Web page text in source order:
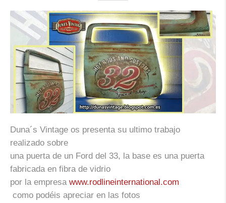
Duna´s Vintage os presenta su ultimo trabajo
realizado sobre
una puerta de un Ford del 33, la base es una puerta
fabricada en fibra de vidrio
por la empresa www.rodlineinternational.com
como podéis apreciar en las fotos